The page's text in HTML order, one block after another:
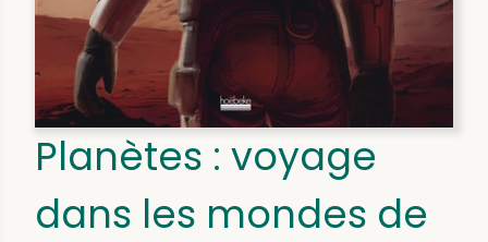
Planètes : voyage
dans les mondes de